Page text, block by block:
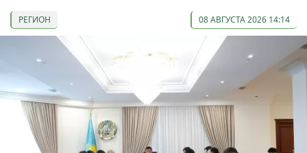
РЕГИОН 08 АВГУСТА 2026 14:14